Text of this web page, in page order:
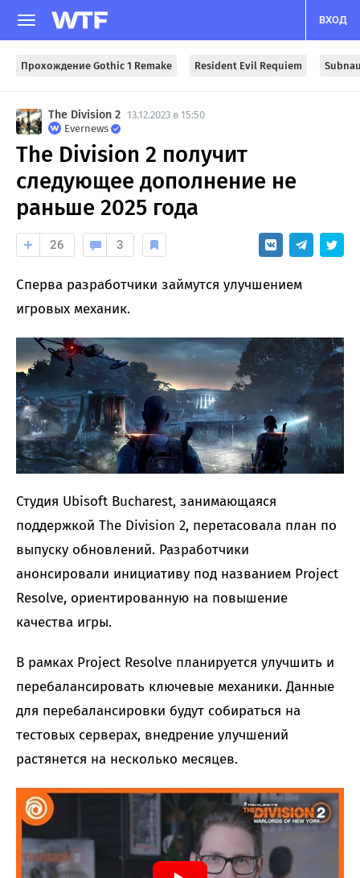
ВХОД
Прохождение Gothic 1 Remake Resident Evil Requiem
The Division 2 13.12.2023 в 15:50
Evernews
The Division 2 получит
следующее дополнение не
раньше 2025 года
26 3
Сперва разработчики займутся улучшением
игровых механик.
Студия Ubisoft Bucharest, занимающаяся
поддержкой The Division 2, перетасовала план по
выпуску обновлений. Разработчики
анонсировали инициативу под названием Project
Resolve, ориентированную на повышение
качества игры.
В рамках Project Resolve планируется улучшить и
перебалансировать ключевые механики. Данные
для перебалансировки будут собираться на
тестовых серверах, внедрение улучшений
растянется на несколько месяцев.